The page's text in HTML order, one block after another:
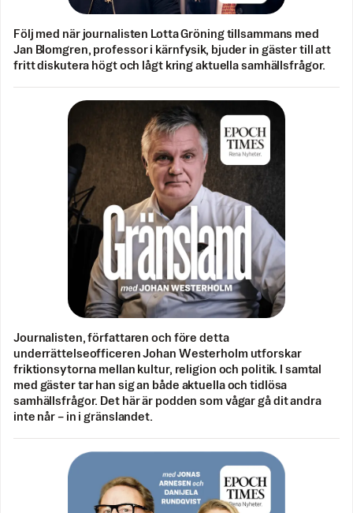
Följ med när journalisten Lotta Gröning tillsammans med
Jan Blomgren, professor i kärnfysik, bjuder in gäster till att
fritt diskutera högt och lågt kring aktuella samhällsfrågor.
Journalisten, författaren och före detta
underrättelseofficeren Johan Westerholm utforskar
friktionsytorna mellan kultur, religion och politik. I samtal
med gäster tar han sig an både aktuella och tidlösa
samhällsfrågor. Det här är podden som vågar gå dit andra
inte når – in i gränslandet.